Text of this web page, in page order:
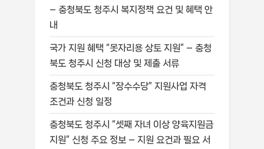
– 충청북도 청주시 복지정책 요건 및 혜택 안
내
국가 지원 혜택 “못자리용 상토 지원” – 충청
북도 청주시 신청 대상 및 제출 서류
충청북도 청주시 “장수수당” 지원사업 자격
조건과 신청 일정
충청북도 청주시 “셋째 자녀 이상 양육지원금
지원” 신청 주요 정보 – 지원 요건과 필요 서